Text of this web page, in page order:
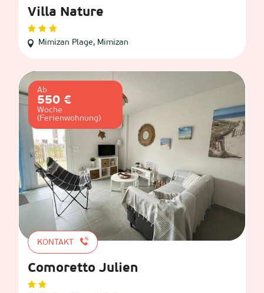
Villa Nature
Mimizan Plage, Mimizan
Ab
550 €
Woche
(Ferienwohnung)
KONTAKT
Comoretto Julien